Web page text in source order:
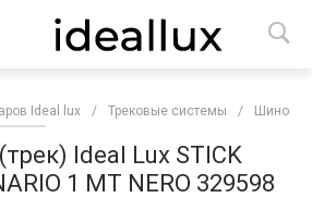
Ideal lux / Трековые системы /
Ideal Lux STICK
1 MT NERO 329598